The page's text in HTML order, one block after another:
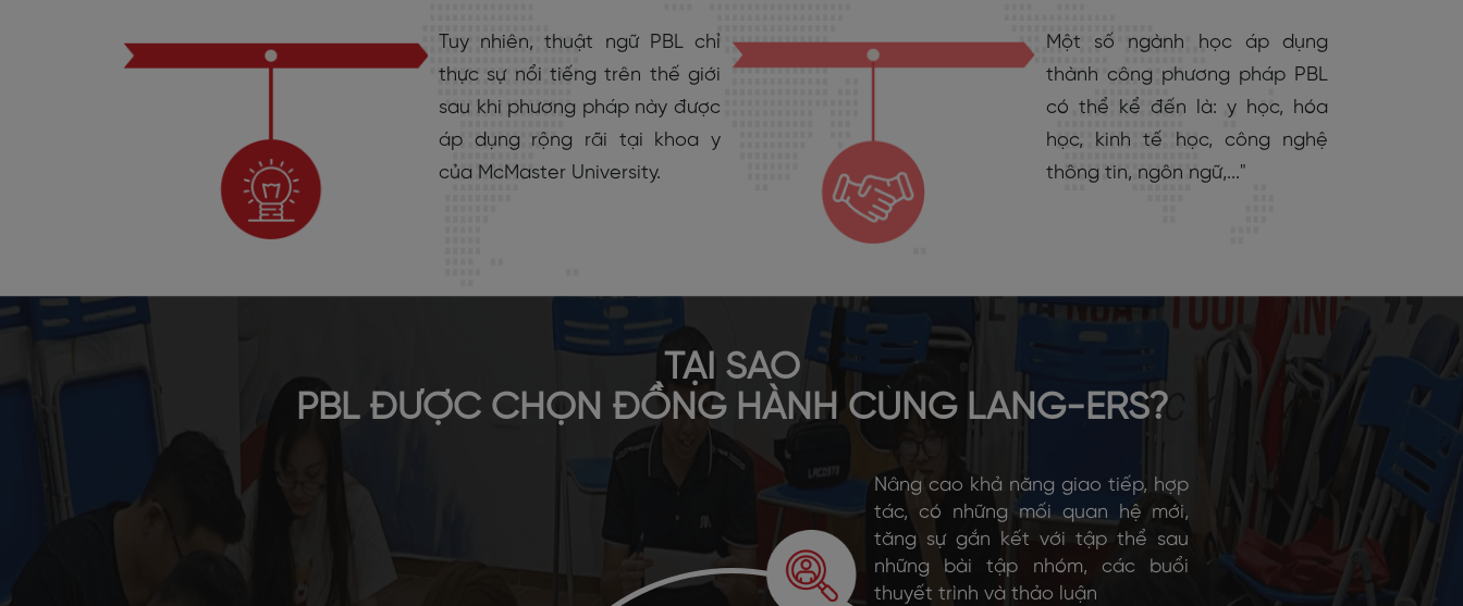
Tuy nhiên, thuật ngữ PBL chỉ
thực sự nổi tiếng trên thế giới
sau khi phương pháp này được
áp dụng rộng rãi tại khoa y
của McMaster University.
Một số ngành học áp dụng
thành công phương pháp PBL
có thể kể đến là: y học, hóa
học, kinh tế học, công nghệ
thông tin, ngôn ngữ,..."
TẠI SAO
PBL ĐƯỢC CHỌN ĐỒNG HÀNH CÙNG LANG-ERS?
Nâng cao khả năng giao tiếp, hợp
tác, có những mối quan hệ mới,
tăng sự gắn kết với tập thể sau
những bài tập nhóm, các buổi
thuyết trình và thảo luận